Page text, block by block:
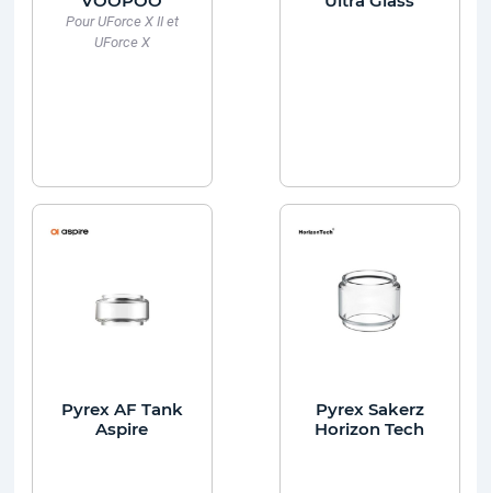
Pour UForce X II et
UForce X
Pyrex AF Tank
Aspire
Pyrex Sakerz
Horizon Tech